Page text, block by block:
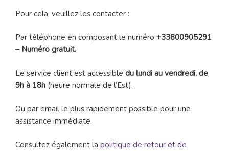
Pour cela, veuillez les contacter :
Par téléphone en composant le numéro +33800905291
– Numéro gratuit.
Le service client est accessible du lundi au vendredi, de
9h à 18h (heure normale de l’Est).
Ou par email le plus rapidement possible pour une
assistance immédiate.
Consultez également la politique de retour et de